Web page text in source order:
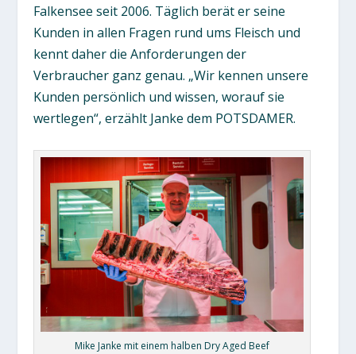
Falkensee seit 2006. Täglich berät er seine
Kunden in allen Fragen rund ums Fleisch und
kennt daher die Anforderungen der
Verbraucher ganz genau. „Wir kennen unsere
Kunden persönlich und wissen, worauf sie
wertlegen“, erzählt Janke dem POTSDAMER.
Mike Janke mit einem halben Dry Aged Beef